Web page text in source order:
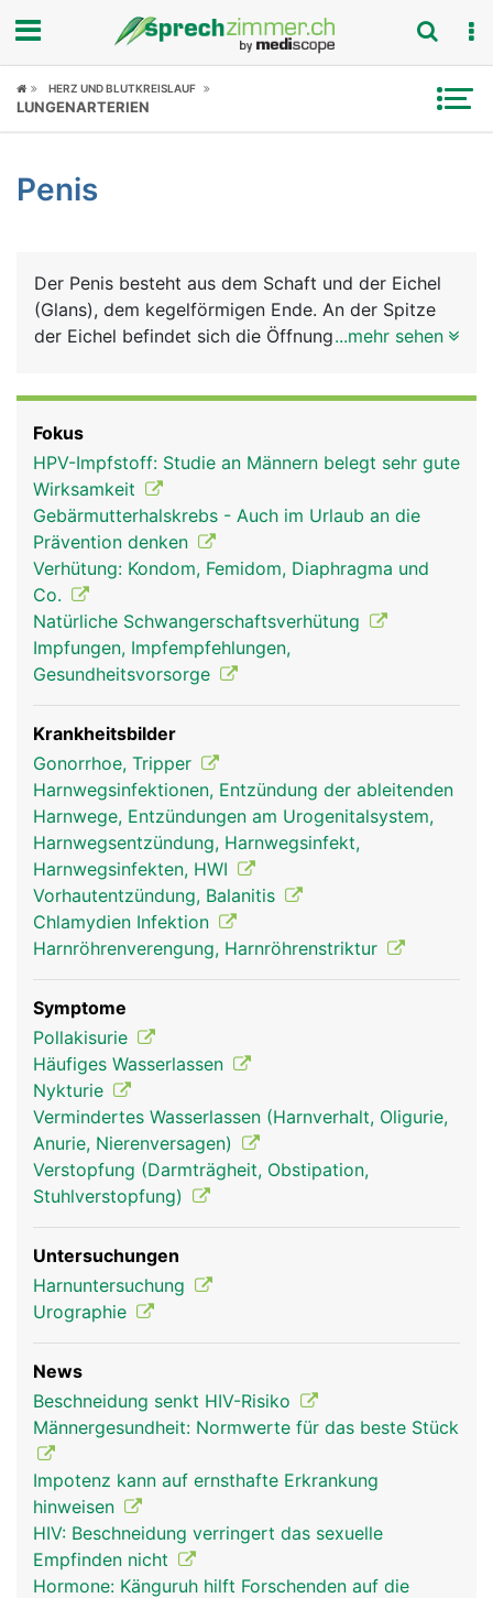
Fokus
Symptome
News
Rubriken
HERZ UND BLUTKREISLAUF
LUNGENARTERIEN
Penis
Der Penis besteht aus dem Schaft und der Eichel
(Glans), dem kegelförmigen Ende. An der Spitze
der Eichel befindet sich die Öffnung der
Penis wird von 3 schwammartigen Schwellkörpern
gebildet, die sich bei sexueller Erregung mit Blut
füllen. Dadurch wird der Penis grösser und steif
(Erektion). Die beiden grösseren Schwellkörper
liegen nebeneinander, der dritte Schwellkörper
fügt sich von der Unterseite her an, in ihm verläuft
auch die Harnröhre.
...mehr sehen
Fokus
HPV-Impfstoff: Studie an Männern belegt sehr gute
Wirksamkeit
Gebärmutterhalskrebs - Auch im Urlaub an die
Prävention denken
Verhütung: Kondom, Femidom, Diaphragma und
Co.
Natürliche Schwangerschaftsverhütung
Impfungen, Impfempfehlungen,
Gesundheitsvorsorge
Krankheitsbilder
Gonorrhoe, Tripper
Harnwegsinfektionen, Entzündung der ableitenden
Harnwege, Entzündungen am Urogenitalsystem,
Harnwegsentzündung, Harnwegsinfekt,
Harnwegsinfekten, HWI
Vorhautentzündung, Balanitis
Chlamydien Infektion
Harnröhrenverengung, Harnröhrenstriktur
Symptome
Pollakisurie
Häufiges Wasserlassen
Nykturie
Vermindertes Wasserlassen (Harnverhalt, Oligurie,
Anurie, Nierenversagen)
Verstopfung (Darmträgheit, Obstipation,
Stuhlverstopfung)
Untersuchungen
Harnuntersuchung
Urographie
News
Beschneidung senkt HIV-Risiko
Männergesundheit: Normwerte für das beste Stück
Impotenz kann auf ernsthafte Erkrankung
hinweisen
HIV: Beschneidung verringert das sexuelle
Empfinden nicht
Hormone: Känguruh hilft Forschenden auf die